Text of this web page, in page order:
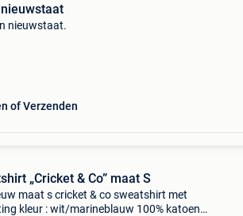
nieuwstaat.
of Verzenden
„Cricket & Co” maat S
maat s cricket & co sweatshirt met
kleur : wit/marineblauw 100% katoen